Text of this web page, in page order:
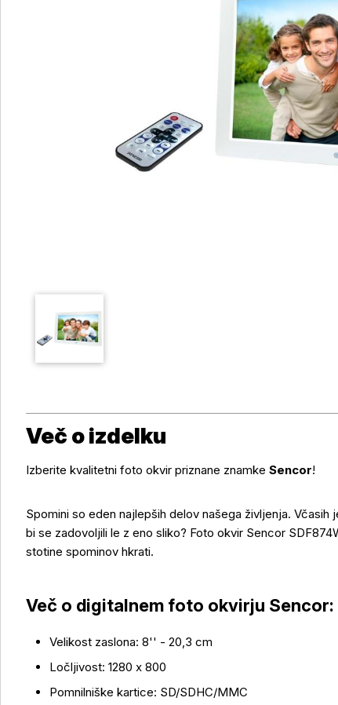
Več o izdelku
Več o izdelku
Izberite kvalitetni foto okvir priznane znamke Sencor!
Spomini so eden najlepših delov našega življenja.
bi se zadovoljili le z eno sliko? Foto okvir Sencor
stotine spominov hkrati.
Več o digitalnem foto okvirju Sencor:
Velikost zaslona: 8'' - 20,3 cm
Ločljivost: 1280 x 800
Pomnilniške kartice: SD/SDHC/MMC